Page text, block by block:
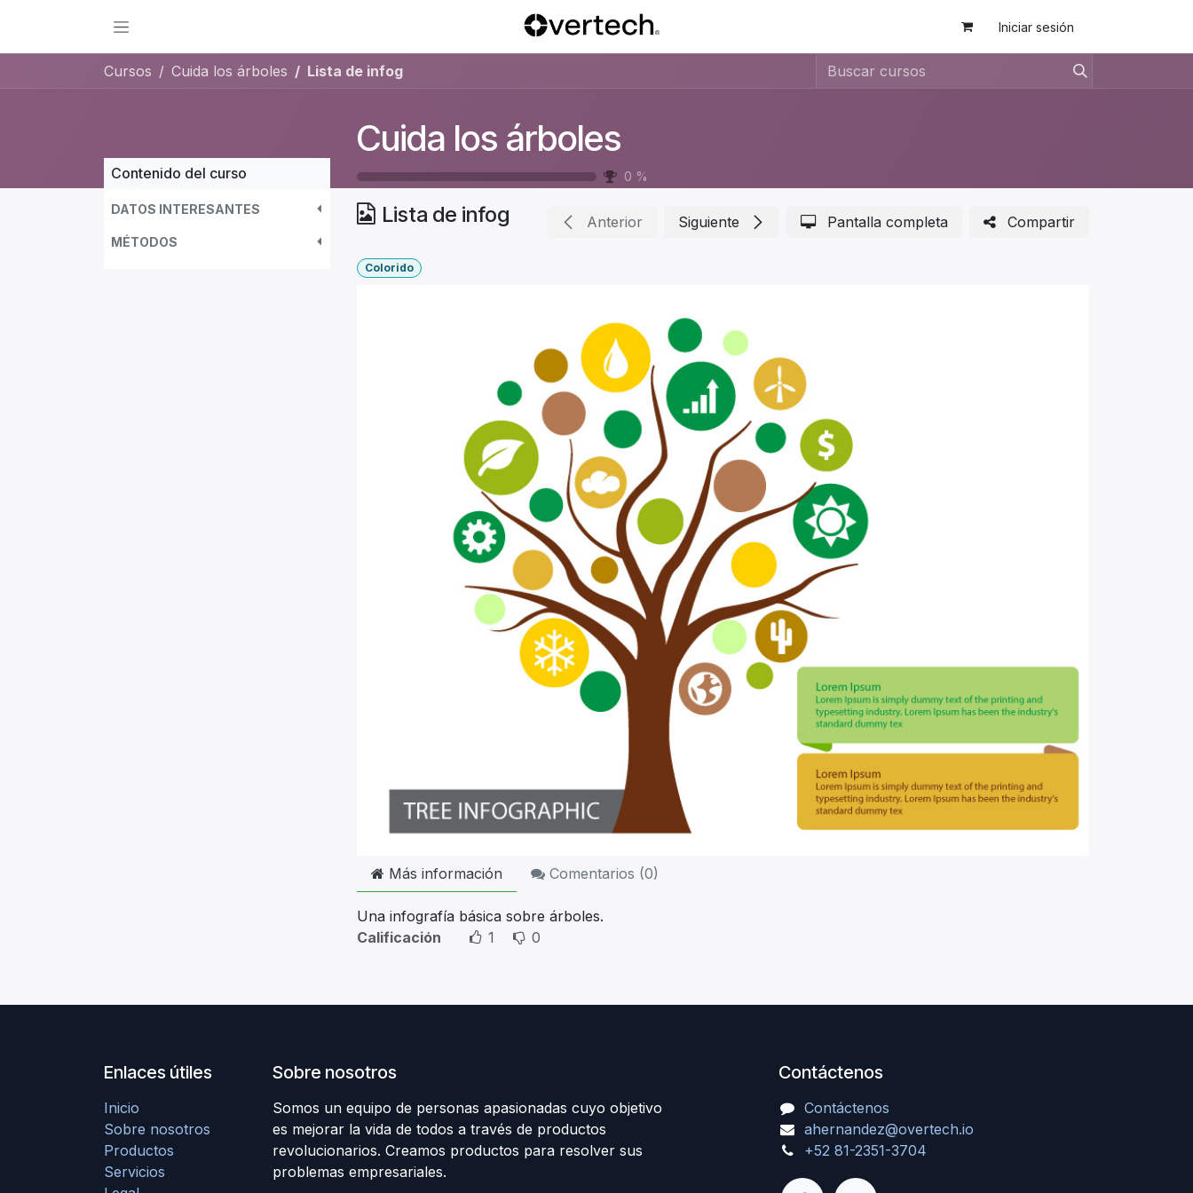
Iniciar sesión
Cursos Cuida los árboles Lista de infog
Cuida los árboles
0 %
Contenido del curso
DATOS INTERESANTES
MÉTODOS
Lista de infog Anterior Siguiente Pantalla completa Compartir
Colorido
Más información Comentarios (0)
Una infografía básica sobre árboles.
Calificación
1 0
Enlaces útiles
Inicio
Sobre nosotros
Productos
Servicios
Sobre nosotros
Somos un equipo de personas apasionadas cuyo objetivo
es mejorar la vida de todos a través de productos
revolucionarios. Creamos productos para resolver sus
problemas empresariales.
Contáctenos
Contáctenos
ahernandez@overtech.io
+52 81-2351-3704